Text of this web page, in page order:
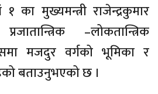
का मुख्यमन्त्री राजेन्द्रकुमार
–लोकतान्त्रिक
मजदुर वर्गको भूमिका र
बताउनुभएको छ ।